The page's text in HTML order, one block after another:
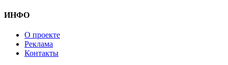
ИНФО
О проекте
Реклама
Контакты